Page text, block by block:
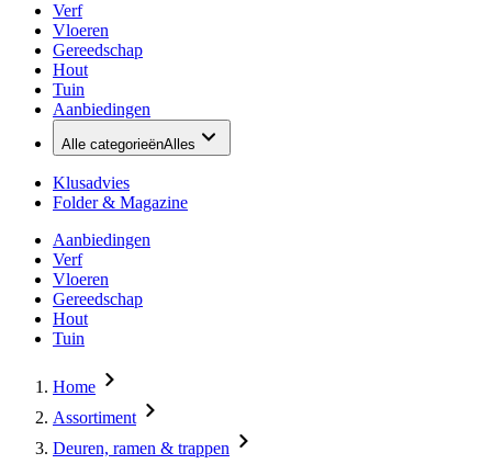
Verf
Vloeren
Gereedschap
Hout
Tuin
Aanbiedingen
Alle categorieënAlles
Klusadvies
Folder & Magazine
Aanbiedingen
Verf
Vloeren
Gereedschap
Hout
Tuin
Home
Assortiment
Deuren, ramen & trappen